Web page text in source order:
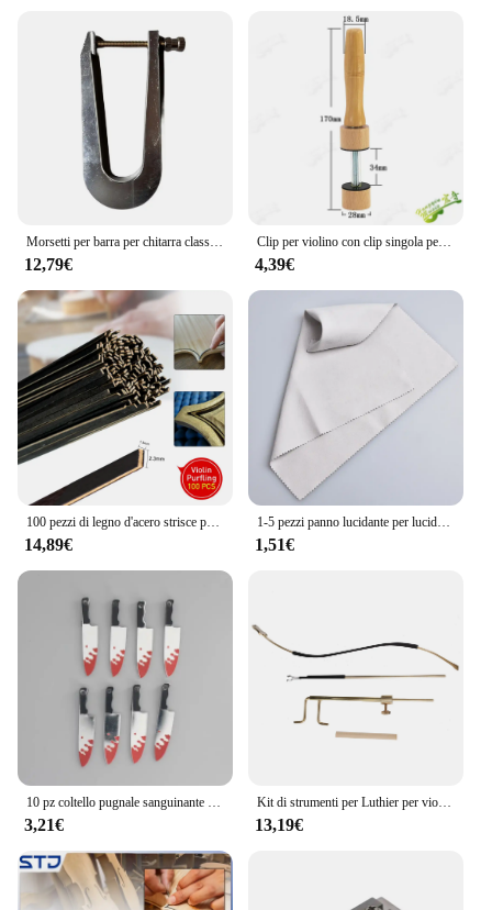
Morsetti per barra per chitarra classica, violino, chitarra, basso, creazione di strumenti di riparazione per liutaio, strumenti a corda, vendita calda
12,79€
Clip per violino con clip singola per violino e riparare la pulizia dello strumento strumento
4,39€
100 pezzi di legno d'acero strisce per arcarecci intarsio parte fai da te per violino/Viola/violoncello/doppio basso che fa strumenti di riparazione Luthier
14,89€
1-5 pezzi panno lucidante per lucidatura professionale in microfibra per strumento musicale panno per la pulizia del violino per pianoforte per chitarra
1,51€
10 pz coltello pugnale sanguinante sega ciondoli acrilici Double-Sided Hallowmas orecchino portachiavi ciondolo fai da te creazione di gioielli divertenti
3,21€
Kit di strumenti per Luthier per violino in ottone Set di montanti per violino strumento per l'installazione di Post audio, strumenti di riparazione per la creazione di violino
13,19€